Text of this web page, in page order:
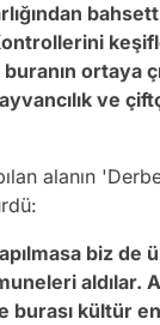
ortaya
ve
alanın
biz
aldılar.
burası kültür